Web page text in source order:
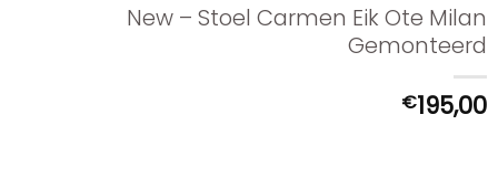
New – Stoel Carmen Eik Ote Milan
Gemonteerd
€195,00